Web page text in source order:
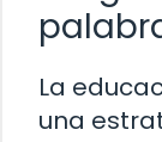
La
una